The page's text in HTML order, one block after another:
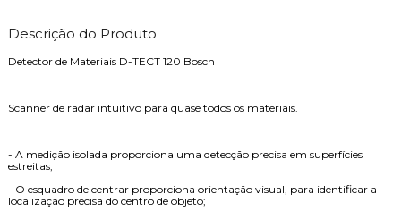
Descrição do Produto
Detector de Materiais D-TECT 120 Bosch
Scanner de radar intuitivo para quase todos os materiais.
- A medição isolada proporciona uma detecção precisa em superfícies
estreitas;
- O esquadro de centrar proporciona orientação visual, para identificar a
localização precisa do centro de objeto;